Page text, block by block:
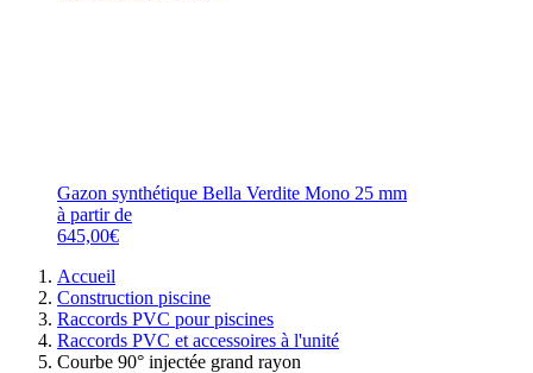
Gazon synthétique Bella Verdite Mono 25 mm
à partir de
645,00€
Accueil
Construction piscine
Raccords PVC pour piscines
Raccords PVC et accessoires à l'unité
Courbe 90° injectée grand rayon